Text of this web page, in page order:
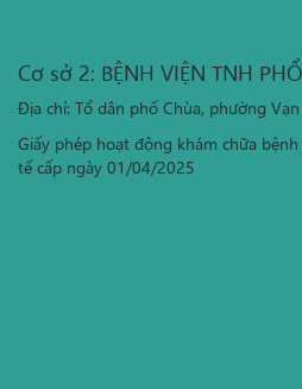
Cơ sở 2: BỆNH VIỆN TNH
Địa chỉ: Tổ dân phố Chùa, phường
Giấy phép hoạt động khám chữa bệnh
tế cấp ngày 01/04/2025